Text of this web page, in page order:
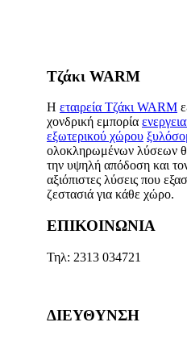
Τζάκι WARM
Η εταιρεία Τζάκι WARM
χονδρική εμπορία
εξωτερικού χώρου
ολοκληρωμένων λύσεων
την υψηλή απόδοση και
αξιόπιστες λύσεις που
ζεστασιά για κάθε χώρο.
ΕΠΙΚΟΙΝΩΝΙΑ
Τηλ: 2313 034721
ΔΙΕΥΘΥΝΣΗ